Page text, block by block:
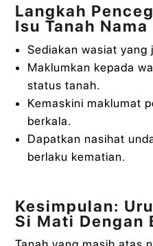
Langkah
Isu Tanah
Sediakan wasiat yang
Maklumkan kepada
status tanah.
Kemaskini maklumat
berkala.
Dapatkan nasihat
berlaku kematian.
Kesimpulan:
Si Mati Dengan